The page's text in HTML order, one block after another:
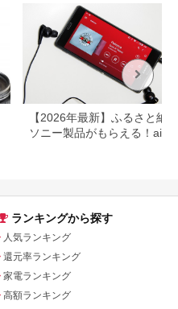
【2026年最新】ふるさと納
ソニー製品がもらえる！aibo
ランキングから探す
人気ランキング
還元率ランキング
家電ランキング
高額ランキング